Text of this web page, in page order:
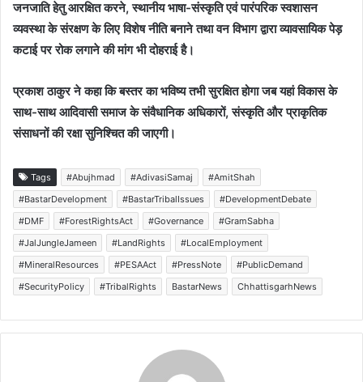
जनजाति हेतु आरक्षित करने, स्थानीय भाषा-संस्कृति एवं पारंपरिक स्वशासन
व्यवस्था के संरक्षण के लिए विशेष नीति बनाने तथा वन विभाग द्वारा व्यावसायिक पेड़
कटाई पर रोक लगाने की मांग भी दोहराई है।
प्रकाश ठाकुर ने कहा कि बस्तर का भविष्य तभी सुरक्षित होगा जब यहां विकास के
साथ-साथ आदिवासी समाज के संवैधानिक अधिकारों, संस्कृति और प्राकृतिक
संसाधनों की रक्षा सुनिश्चित की जाएगी।
Tags #Abujhmad #AdivasiSamaj
#AmitShah
#BastarDevelopment
#BastarTribalIssues
#DevelopmentDebate
#DMF
#ForestRightsAct #Governance
#GramSabha
#JalJungleJameen
#LandRights
#LocalEmployment
#MineralResources
#PESAAct #PressNote
#PublicDemand
#SecurityPolicy
#TribalRights BastarNews ChhattisgarhNews